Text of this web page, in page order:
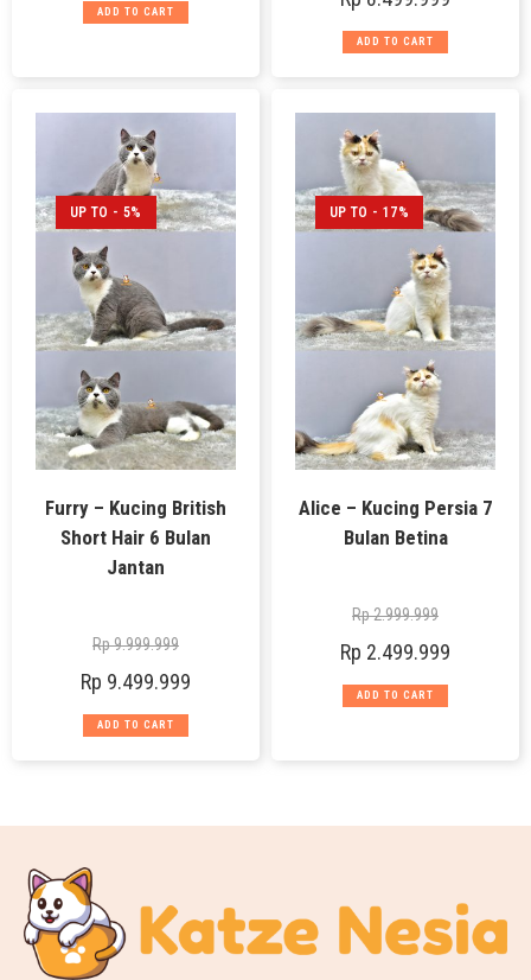
ADD TO CART
ADD TO CART
UP TO - 5%
Furry – Kucing British
Short Hair 6 Bulan
Jantan
Rp9.999.999
Rp 9.499.999
ADD TO CART
UP TO - 17%
Alice – Kucing Persia 7
Bulan Betina
Rp2.999.999
Rp 2.499.999
ADD TO CART